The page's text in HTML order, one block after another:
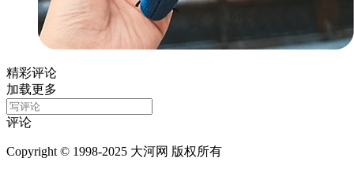
精彩评论
加载更多
评论
Copyright © 1998-2025 大河网 版权所有